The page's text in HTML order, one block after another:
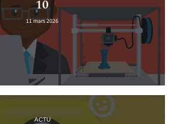
10
11 mars 2026
ACTU